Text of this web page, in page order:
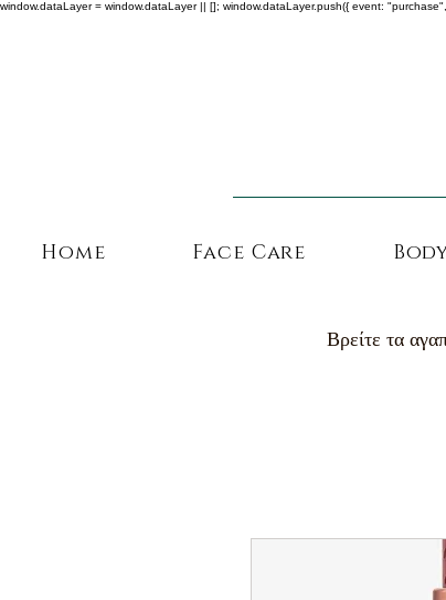
window.dataLayer = window.dataLayer || []; window.dataLayer.push({ event:
Home Face Care
Βρείτε τα